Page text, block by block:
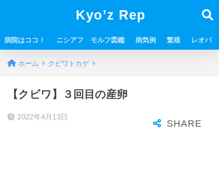
Kyo’z Rep
病院はココ！ ニシアフ モルフ図鑑 病気例 繁殖 レオパ
ホーム クビワトカゲ
【クビワ】３回目の産卵
2022年4月13日